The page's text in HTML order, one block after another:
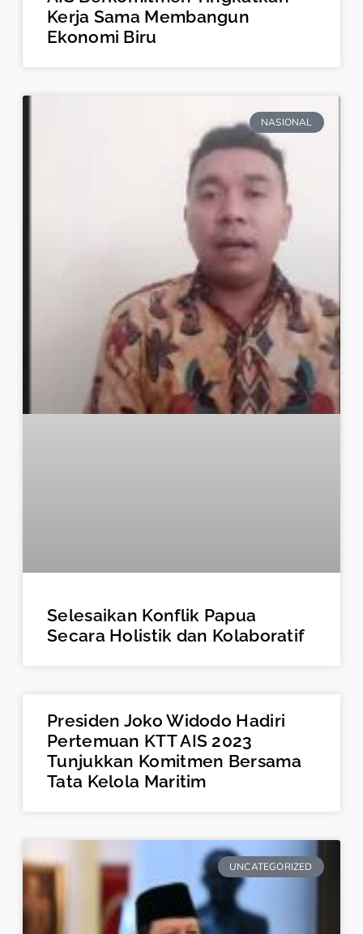
Kerja Sama Membangun
Ekonomi Biru
NASIONAL
Selesaikan Konflik Papua
Secara Holistik dan Kolaboratif
Presiden Joko Widodo Hadiri
Pertemuan KTT AIS 2023
Tunjukkan Komitmen Bersama
Tata Kelola Maritim
UNCATEGORIZED